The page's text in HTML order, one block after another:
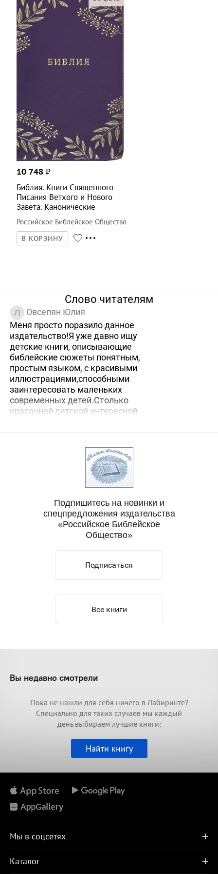
христианскими церквями, религиозными и
светскими организациями.
Библия. Книги Священного
Писания Ветхого и Нового
Завета. Канонические
Российское Библейское Общество
10 748 ₽
В КОРЗИНУ
Слово читателям
Овсепян Юлия
Меня просто поразило данное
издательство!Я уже давно ищу
детские книги, описывающие
библейские сюжеты понятным,
простым языком, с красивыми
иллюстрациями,способными
заинтересовать маленьких
современных детей.Столько
красочной детской интересной
видела.Книги с окошками, с
понарамами, в виде игрушек для
малышей.Огромное спасибо
издательству за то, что идёт в ногу
детских подобных книг
рассказывающих малышами о
празднике Пасха.Очень обидно,что
западные авторы выпускают
нашей стране пока только
сборники произведений русских
Подпишитесь на новинки и
спецпредложения издательства
«Российское Библейское
Общество»
Подписаться
Все книги
Вы недавно смотрели
Пока не нашли для себя ничего в Лабиринте?
Специально для таких случаев мы каждый
день выбираем лучшие книги:
Найти книгу
Мы в соцсетях
Каталог